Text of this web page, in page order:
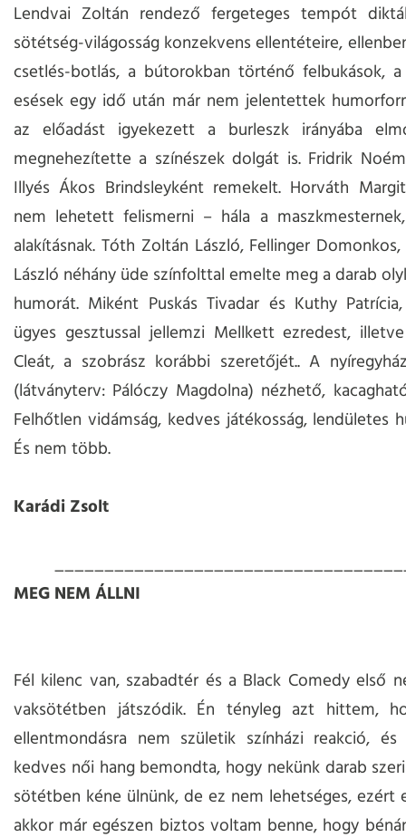
Lendvai Zoltán rendező fergeteges tempót
sötétség-világosság konzekvens ellentéteire,
csetlés-botlás, a bútorokban történő felbukások,
esések egy idő után már nem jelentettek
az előadást igyekezett a burleszk irányába
megnehezítette a színészek dolgát is. Fridrik
Illyés Ákos Brindsleyként remekelt. Horváth
nem lehetett felismerni – hála a
alakításnak. Tóth Zoltán László, Fellinger
László néhány üde színfolttal emelte meg a darab
humorát. Miként Puskás Tivadar és Kuthy
ügyes gesztussal jellemzi Mellkett ezredest,
Cleát, a szobrász korábbi szeretőjét.. A
(látványterv: Pálóczy Magdolna) nézhető,
Felhőtlen vidámság, kedves játékosság, lendületes
És nem több.
Karádi Zsolt
MEG NEM ÁLLNI
Fél kilenc van, szabadtér és a Black Comedy első
vaksötétben játszódik. Én tényleg azt hittem,
ellentmondásra nem születik színházi reakció,
kedves női hang bemondta, hogy nekünk darab
sötétben kéne ülnünk, de ez nem lehetséges, ezért
akkor már egészen biztos voltam benne, hogy